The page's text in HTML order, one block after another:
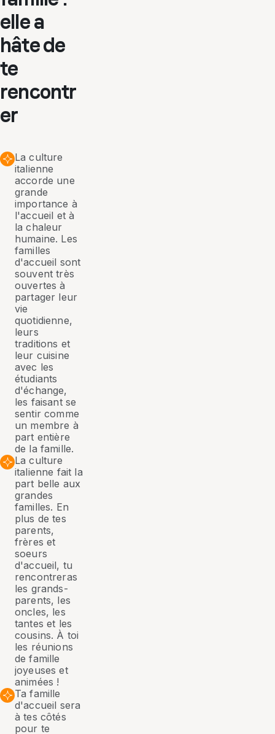
elle a
hâte de
te
rencontr
er
La culture
italienne
accorde une
grande
importance à
l'accueil et à
la chaleur
humaine. Les
familles
d'accueil sont
souvent très
ouvertes à
partager leur
vie
quotidienne,
leurs
traditions et
leur cuisine
avec les
étudiants
d'échange,
les faisant se
sentir comme
un membre à
part entière
de la famille.
La culture
italienne fait la
part belle aux
grandes
familles. En
plus de tes
parents,
frères et
soeurs
d'accueil, tu
rencontreras
les grands-
parents, les
oncles, les
tantes et les
cousins. À toi
les réunions
de famille
joyeuses et
animées !
Ta famille
d'accueil sera
à tes côtés
pour te